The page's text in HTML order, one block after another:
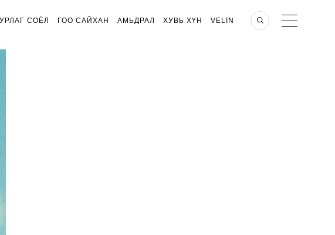
УРЛАГ СОЁЛ ГОО САЙХАН АМЬДРАЛ ХУВЬ ХҮН VELIN